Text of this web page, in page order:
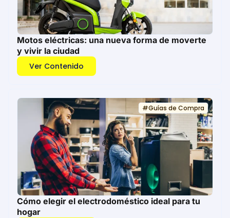
Motos eléctricas: una nueva forma de moverte
y vivir la ciudad
Ver Contenido
#Guías de Compra
Cómo elegir el electrodoméstico ideal para tu
hogar